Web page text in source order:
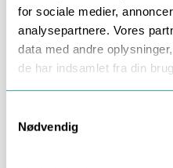
for sociale medier,
analysepartnere. Vores
data med andre
de har indsamlet fra din
Selection
Nødvendig
Hvornår skal du
få hjælp?
pakke, er det ikke i sig
hjemmet er angrebet.